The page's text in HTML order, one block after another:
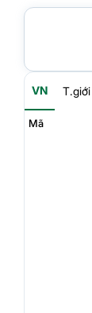
VN T.giới
Mã